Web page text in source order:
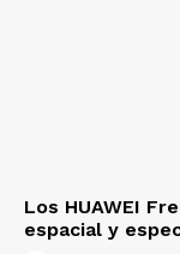
Los HUAWEI
espacial y